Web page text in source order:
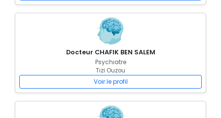
Docteur CHAFIK BEN SALEM
Psychiatre
Tizi Ouzou
Voir le profil